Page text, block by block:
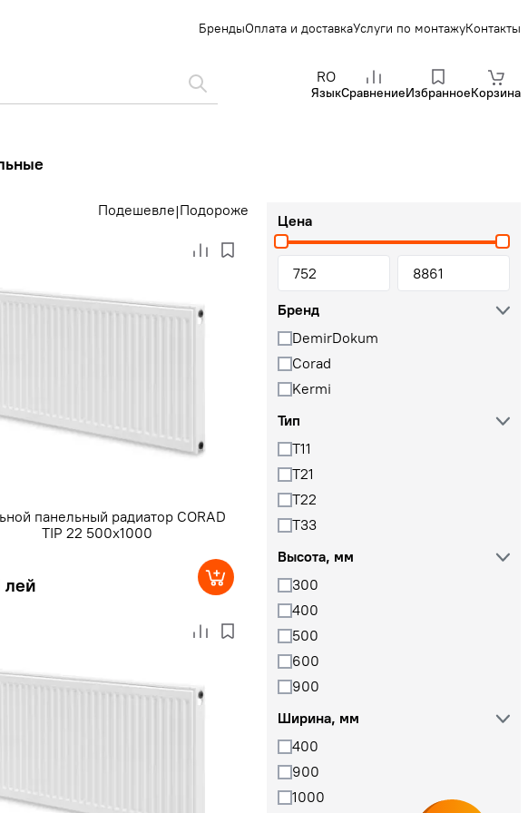
БрендыОплата и доставкаУслуги по монтажуКонтакты
RO
ЯзыкСравнениеИзбранноеКорзина
Подешевле|Подороже
панельный радиатор CORAD
TIP 22 500x1000
лей
Цена
Бренд
DemirDokum
Corad
Kermi
Тип
T11
T21
T22
T33
Высота, мм
300
400
500
600
900
Ширина, мм
400
900
1000